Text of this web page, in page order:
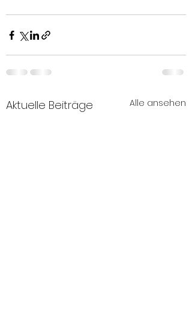
Aktuelle Beiträge Alle ansehen